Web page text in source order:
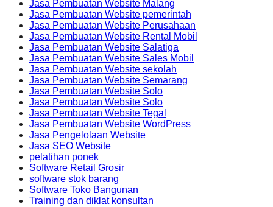
Jasa Pembuatan Website Malang
Jasa Pembuatan Website pemerintah
Jasa Pembuatan Website Perusahaan
Jasa Pembuatan Website Rental Mobil
Jasa Pembuatan Website Salatiga
Jasa Pembuatan Website Sales Mobil
Jasa Pembuatan Website sekolah
Jasa Pembuatan Website Semarang
Jasa Pembuatan Website Solo
Jasa Pembuatan Website Solo
Jasa Pembuatan Website Tegal
Jasa Pembuatan Website WordPress
Jasa Pengelolaan Website
Jasa SEO Website
pelatihan ponek
Software Retail Grosir
software stok barang
Software Toko Bangunan
Training dan diklat konsultan